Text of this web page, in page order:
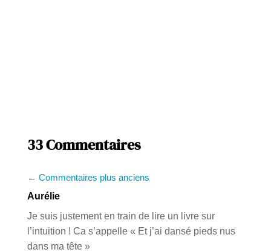
33 Commentaires
← Commentaires plus anciens
Aurélie
Je suis justement en train de lire un livre sur
l’intuition ! Ca s’appelle « Et j’ai dansé pieds nus
dans ma tête »